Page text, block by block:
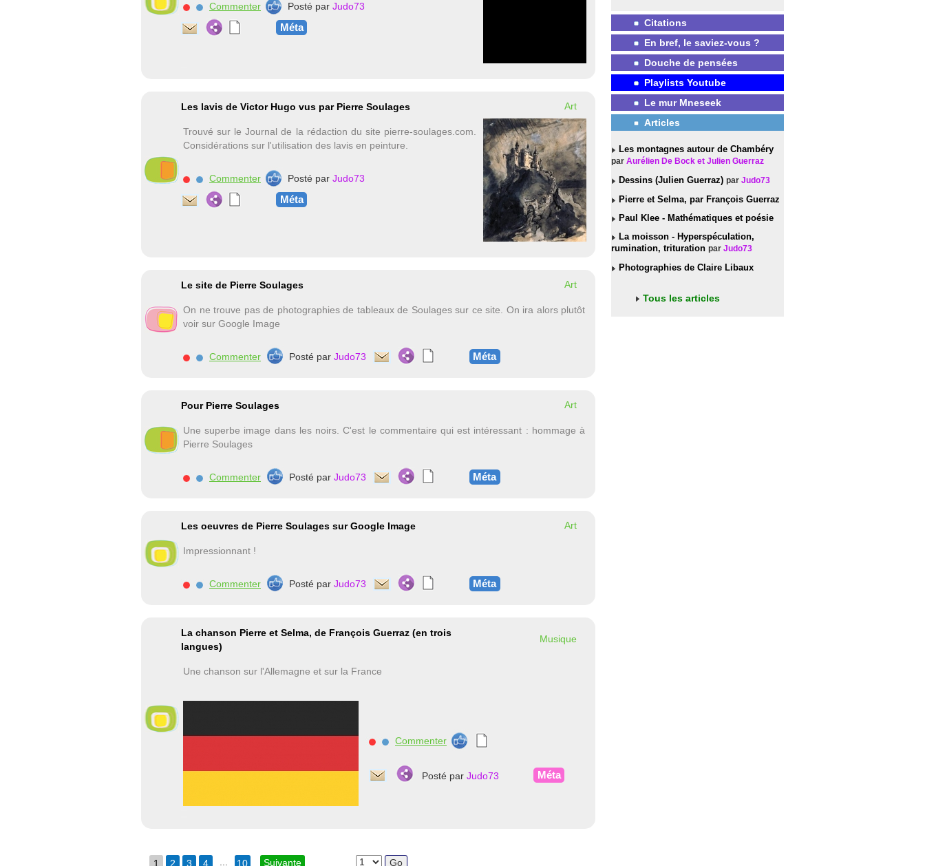
Commenter Posté par Judo73
Méta
Les lavis de Victor Hugo vus par Pierre Soulages Art
Trouvé sur le Journal de la rédaction du site pierre-soulages.com.
Considérations sur l'utilisation des lavis en peinture.
Commenter Posté par Judo73
Méta
Le site de Pierre Soulages Art
On ne trouve pas de photographies de tableaux de Soulages sur ce site. On ira alors plutôt
voir sur Google Image
Commenter Posté par Judo73 Méta
Pour Pierre Soulages Art
Une superbe image dans les noirs. C'est le commentaire qui est intéressant : hommage à
Pierre Soulages
Commenter Posté par Judo73 Méta
Les oeuvres de Pierre Soulages sur Google Image Art
Impressionnant !
Commenter Posté par Judo73 Méta
La chanson Pierre et Selma, de François Guerraz (en trois
langues)
Musique
Une chanson sur l'Allemagne et sur la France
Commenter
Posté par Judo73 Méta
1 2 3 4 10 Suivante
Citations
En bref, le saviez-vous ?
Douche de pensées
Playlists Youtube
Le mur Mneseek
Articles
Les montagnes autour de Chambéry
par Aurélien De Bock et Julien Guerraz
Dessins (Julien Guerraz) par Judo73
Pierre et Selma, par François Guerraz
Paul Klee - Mathématiques et poésie
La moisson - Hyperspéculation,
rumination, trituration par Judo73
Photographies de Claire Libaux
Tous les articles